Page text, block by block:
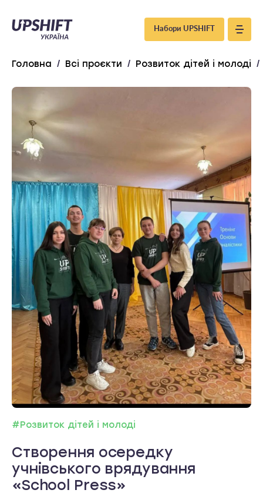
Upshift
–
Україна
Набори UPSHIFT
Головна / Всі проєкти / Розвиток дітей і молоді /
#Розвиток дітей і молоді
Створення осередку
учнівського врядування
«School Press»